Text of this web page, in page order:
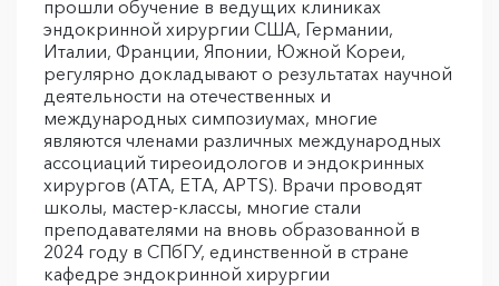
прошли обучение в ведущих клиниках
эндокринной хирургии США, Германии,
Италии, Франции, Японии, Южной Кореи,
регулярно докладывают о результатах научной
деятельности на отечественных и
международных симпозиумах, многие
являются членами различных международных
ассоциаций тиреоидологов и эндокринных
хирургов (ATA, ETA, APTS). Врачи проводят
школы, мастер-классы, многие стали
преподавателями на вновь образованной в
2024 году в СПбГУ, единственной в стране
кафедре эндокринной хирургии